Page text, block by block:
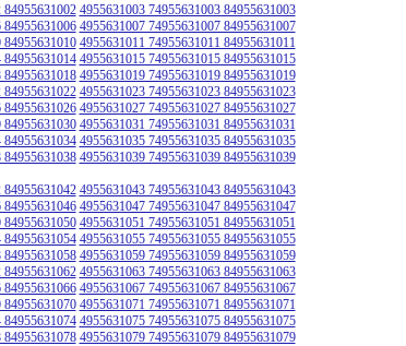
84955631002 4955631003 74955631003 84955631003
84955631006 4955631007 74955631007 84955631007
84955631010 4955631011 74955631011 84955631011
84955631014 4955631015 74955631015 84955631015
84955631018 4955631019 74955631019 84955631019
84955631022 4955631023 74955631023 84955631023
84955631026 4955631027 74955631027 84955631027
84955631030 4955631031 74955631031 84955631031
84955631034 4955631035 74955631035 84955631035
84955631038 4955631039 74955631039 84955631039
84955631042 4955631043 74955631043 84955631043
84955631046 4955631047 74955631047 84955631047
84955631050 4955631051 74955631051 84955631051
84955631054 4955631055 74955631055 84955631055
84955631058 4955631059 74955631059 84955631059
84955631062 4955631063 74955631063 84955631063
84955631066 4955631067 74955631067 84955631067
84955631070 4955631071 74955631071 84955631071
84955631074 4955631075 74955631075 84955631075
84955631078 4955631079 74955631079 84955631079